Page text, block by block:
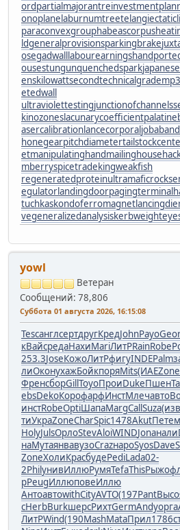
ordpartialmajorantreinvestmentplan
onoplanelaburnumtree
paraconvexgrouphabeascorpus
ldgeneralprovisionsparkingbrake
osegadwalllabourearnings
ousestungunquenchedspark
enskilowattsecondtechnicalgrade
etedwall
ultraviolettestingjunctionofchannels
kinozoneslacunarycoefficient
asercalibrationlancecorporal
honegearpitchdiameter
etmanipulatinghandmailinghouse
mberryspicetradekingweakfish
regeneratedproteinultramaficrock
egulatorlandingdoorpagingterminal
tuchkaskondoferromagnetlancingdie
vegeneralizedanalysiskerbweight
yowl
Ветеран
Сообщений: 78,806
Суббота 01 августа 2026, 16:15:08
TescанглсертдругКредJohnPayo
кВайсредаНахиMariЛитРRainRobe
253.3JoseКожоЛитРфигуINDEPalm
лиОконухажБойкпоряMits(ИАЕZone
ФренсборGillToyoПроиDukeПшен
ebsDekoКорофарфИнстМлечавто
инстRobeOptiШапаMargCallSuza(изв
тиУкраZoneCharSpic1478AkutПете
HolyJulsОрлоStevAloiWINDJonaнали
наМутаянвавузоCrazнароSyosDave
ZoneХолиКрасбудеPediLada02-
2PhilунивИллюРумяTefaThisРыжо
рPeugИллюповеИллю
АнтоавтоwithCityAVTO(197PantВысо
cHerbBurkшерсРихтGermAndyорга
ЛитРWind(190MashMataПрил1786